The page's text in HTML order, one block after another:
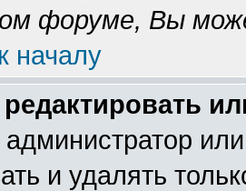
форуме, Вы
началу
редактировать
и удалять